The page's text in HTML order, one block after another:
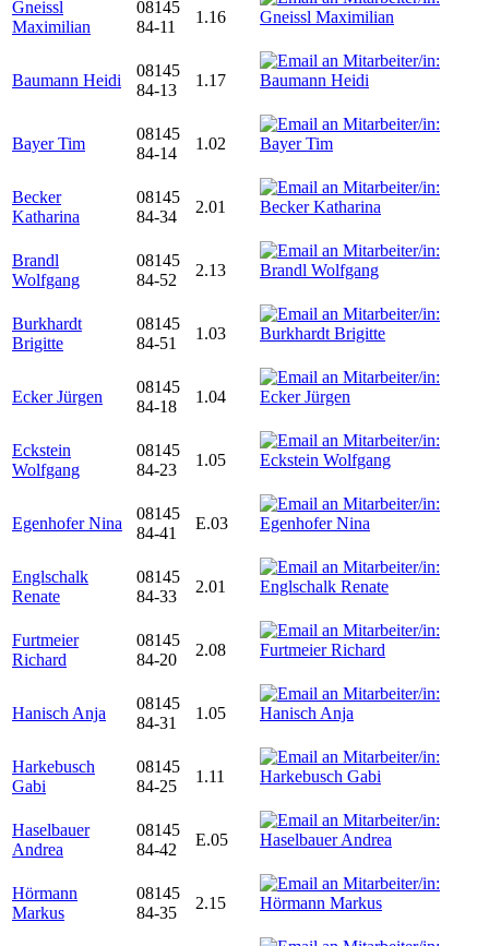
Gneissl
Maximilian
08145
84-11
1.16
Baumann Heidi
08145
84-13
1.17
Bayer Tim
08145
84-14
1.02
Becker
Katharina
08145
84-34
2.01
Brandl
Wolfgang
08145
84-52
2.13
Burkhardt
Brigitte
08145
84-51
1.03
Ecker Jürgen
08145
84-18
1.04
Eckstein
Wolfgang
08145
84-23
1.05
Egenhofer Nina
08145
84-41
E.03
Englschalk
Renate
08145
84-33
2.01
Furtmeier
Richard
08145
84-20
2.08
Hanisch Anja
08145
84-31
1.05
Harkebusch
Gabi
08145
84-25
1.11
Haselbauer
Andrea
08145
84-42
E.05
Hörmann
Markus
08145
84-35
2.15